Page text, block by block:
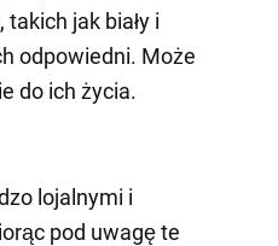
jak biały i
odpowiedni. Może
do ich życia.
lojalnymi i
pod uwagę te